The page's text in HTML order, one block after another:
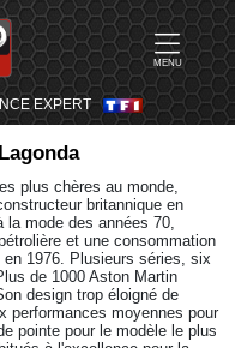
MENU
EXPERT
plus chères au monde,
britannique en
la mode des années 70,
et une consommation
1976. Plusieurs séries, six
de 1000 Aston Martin
design trop éloigné de
performances moyennes pour
pointe pour le modèle le plus